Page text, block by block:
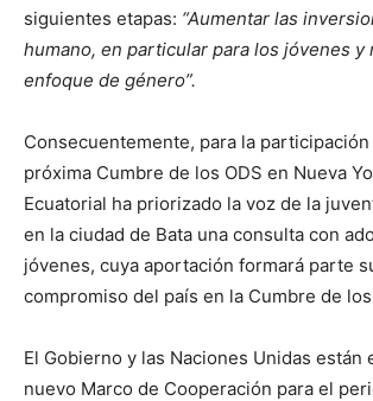
siguientes etapas: “Aumentar las
humano, en particular para los jóvenes y
enfoque de género”.
Consecuentemente, para la
próxima Cumbre de los ODS en Nueva
Ecuatorial ha priorizado la voz de la
en la ciudad de Bata una consulta con
jóvenes, cuya aportación formará parte
compromiso del país en la Cumbre de los
El Gobierno y las Naciones Unidas están
nuevo Marco de Cooperación para el